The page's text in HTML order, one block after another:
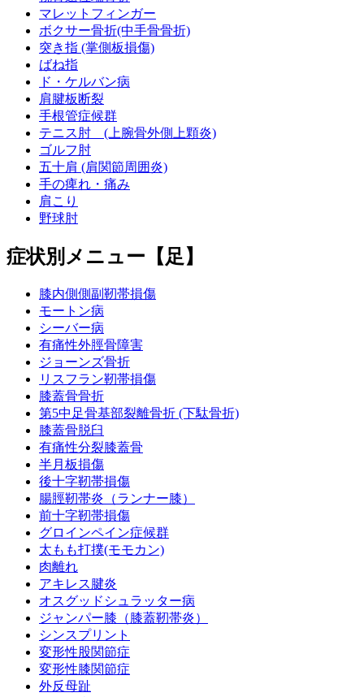
マレットフィンガー
ボクサー骨折(中手骨骨折)
突き指 (掌側板損傷)
ばね指
ド・ケルバン病
肩腱板断裂
手根管症候群
テニス肘 (上腕骨外側上顆炎)
ゴルフ肘
五十肩 (肩関節周囲炎)
手の痺れ・痛み
肩こり
野球肘
症状別メニュー【足】
膝内側側副靭帯損傷
モートン病
シーバー病
有痛性外脛骨障害
ジョーンズ骨折
リスフラン靭帯損傷
膝蓋骨骨折
第5中足骨基部裂離骨折 (下駄骨折)
膝蓋骨脱臼
有痛性分裂膝蓋骨
半月板損傷
後十字靭帯損傷
腸脛靭帯炎（ランナー膝）
前十字靭帯損傷
グロインペイン症候群
太もも打撲(モモカン)
肉離れ
アキレス腱炎
オスグッドシュラッター病
ジャンパー膝（膝蓋靭帯炎）
シンスプリント
変形性股関節症
変形性膝関節症
外反母趾